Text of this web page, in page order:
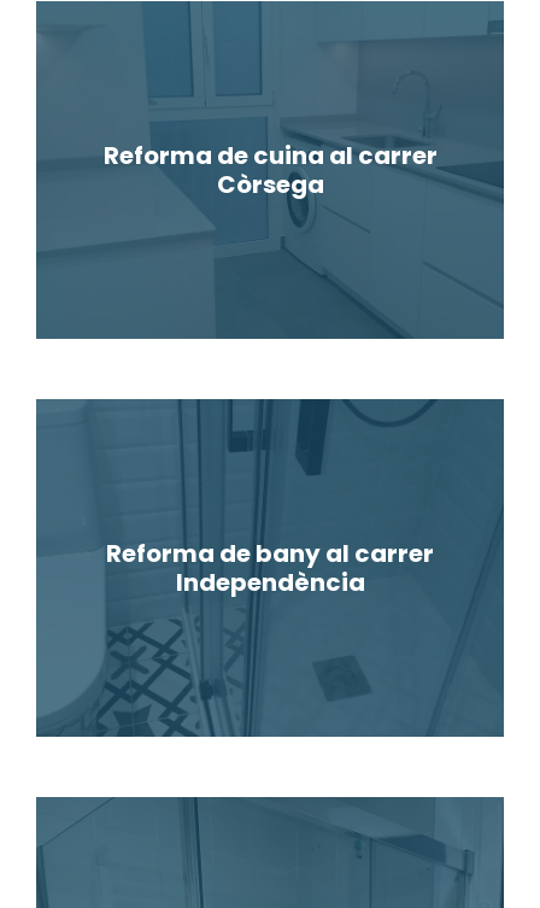
Reforma de cuina al carrer
Còrsega
Reforma de bany al carrer
Independència